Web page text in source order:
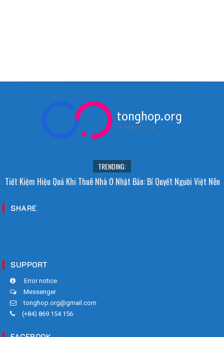
tonghop.org
tonghop.org
TRENDING:
Sao Người Nhật Không Ăn Hoa Quả Tự Trồng? Sự Thật Bất Ngờ Đằng
Tiết Kiệm Hiệu Quả Khi Thuê Nhà Ở Nhật Bản: Bí Quyết Người Việt Nên
SHARE
SUPPORT
Error notice
Messenger
tonghop.org@gmail.com
(+84) 869 154 156